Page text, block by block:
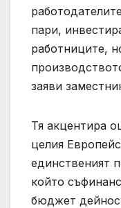
пари,
работниците,
заяви
Тя акцентира
целия
единственият
който
бюджет